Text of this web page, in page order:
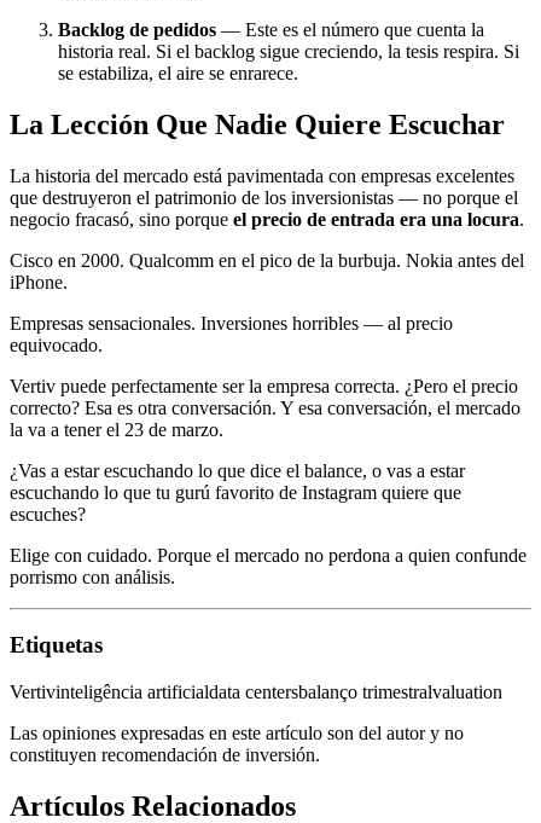
Backlog de pedidos — Este es el número que cuenta la
historia real. Si el backlog sigue creciendo, la tesis respira. Si
se estabiliza, el aire se enrarece.
La Lección Que Nadie Quiere Escuchar
La historia del mercado está pavimentada con empresas excelentes
que destruyeron el patrimonio de los inversionistas — no porque el
negocio fracasó, sino porque el precio de entrada era una locura.
Cisco en 2000. Qualcomm en el pico de la burbuja. Nokia antes del
iPhone.
Empresas sensacionales. Inversiones horribles — al precio
equivocado.
Vertiv puede perfectamente ser la empresa correcta. ¿Pero el precio
correcto? Esa es otra conversación. Y esa conversación, el mercado
la va a tener el 23 de marzo.
¿Vas a estar escuchando lo que dice el balance, o vas a estar
escuchando lo que tu gurú favorito de Instagram quiere que
escuches?
Elige con cuidado. Porque el mercado no perdona a quien confunde
porrismo con análisis.
Etiquetas
Vertivinteligência artificialdata centersbalanço trimestralvaluation
Las opiniones expresadas en este artículo son del autor y no
constituyen recomendación de inversión.
Artículos Relacionados